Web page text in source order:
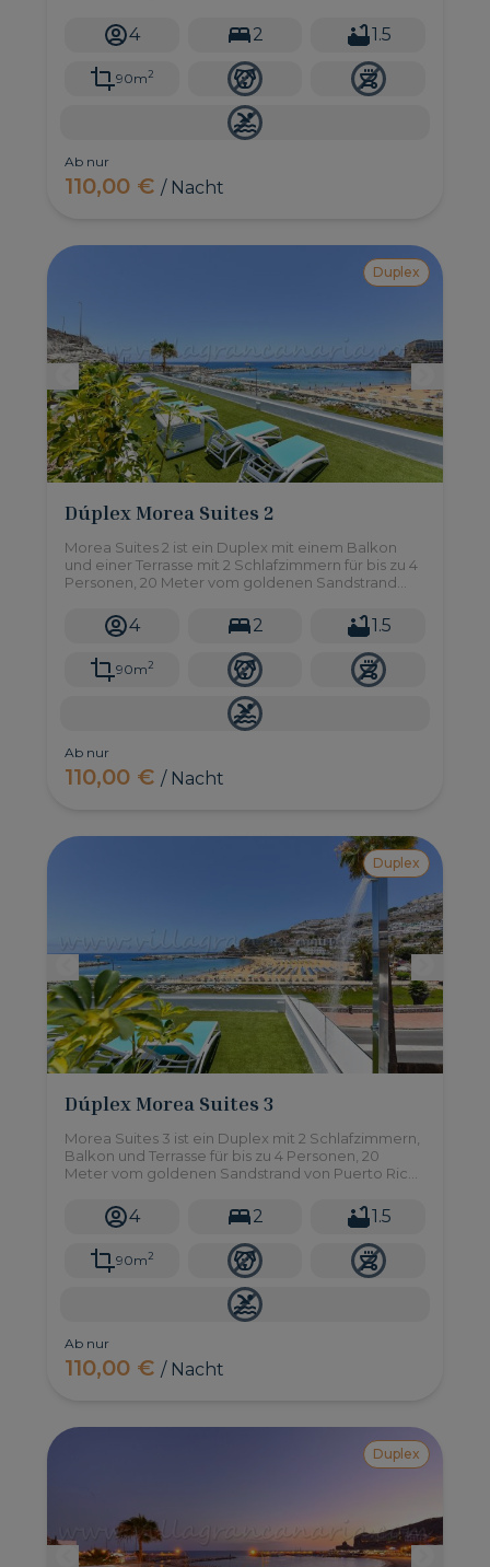
4 2 1.5
90m2
Ab nur
110,00 €/ Nacht
Duplex
Dúplex Morea Suites 2
Morea Suites 2 ist ein Duplex mit einem Balkon
und einer Terrasse mit 2 Schlafzimmern für bis zu 4
Personen, 20 Meter vom goldenen Sandstrand
entfernt. 4 2 1.5
90m2
Ab nur
110,00 €/ Nacht
Duplex
Dúplex Morea Suites 3
Morea Suites 3 ist ein Duplex mit 2 Schlafzimmern,
Balkon und Terrasse für bis zu 4 Personen, 20
Meter vom goldenen Sandstrand von Puerto Rico
4 2 1.5
90m2
Ab nur
110,00 €/ Nacht
Duplex